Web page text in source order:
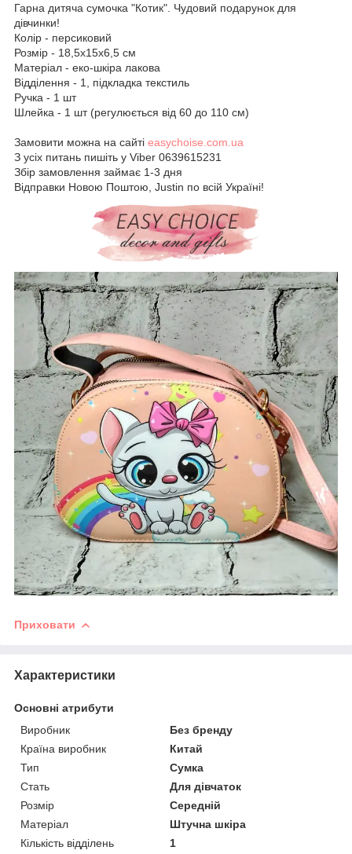
Гарна дитяча сумочка "Котик". Чудовий подарунок для
дівчинки!
Колір - персиковий
Розмір - 18,5х15х6,5 см
Матеріал - еко-шкіра лакова
Відділення - 1, підкладка текстиль
Ручка - 1 шт
Шлейка - 1 шт (регулюється від 60 до 110 см)
Замовити можна на сайті easychoise.com.ua
З усіх питань пишіть у Viber 0639615231
Збір замовлення займає 1-3 дня
Відправки Новою Поштою, Justin по всій Україні!
Приховати
Характеристики
Основні атрибути
Виробник
Без бренду
Країна виробник
Китай
Тип
Сумка
Стать
Для дівчаток
Розмір
Середній
Матеріал
Штучна шкіра
Кількість відділень
1